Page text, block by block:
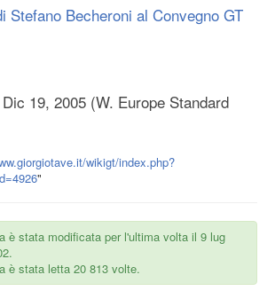
Stefano Becheroni al Convegno GT
19, 2005 (W. Europe Standard
wikigt/index.php?
"
è stata modificata per l'ultima volta il 9 lug
è stata letta 20 813 volte.